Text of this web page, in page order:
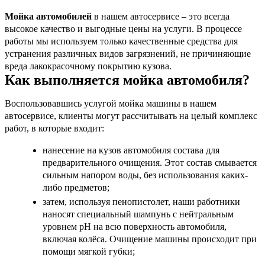
Мойка автомобилей в нашем автосервисе – это всегда
высокое качество и выгодные цены на услуги. В процессе
работы мы используем только качественные средства для
устранения различных видов загрязнений, не причиняющие
вреда лакокрасочному покрытию кузова.
Как выполняется мойка автомобиля?
Воспользовавшись услугой мойка машины в нашем
автосервисе, клиенты могут рассчитывать на целый комплекс
работ, в которые входит:
нанесение на кузов автомобиля состава для
предварительного очищения. Этот состав смывается
сильным напором воды, без использования каких-
либо предметов;
затем, используя пенопистолет, наши работники
наносят специальный шампунь с нейтральным
уровнем pH на всю поверхность автомобиля,
включая колёса. Очищение машины происходит при
помощи мягкой губки;